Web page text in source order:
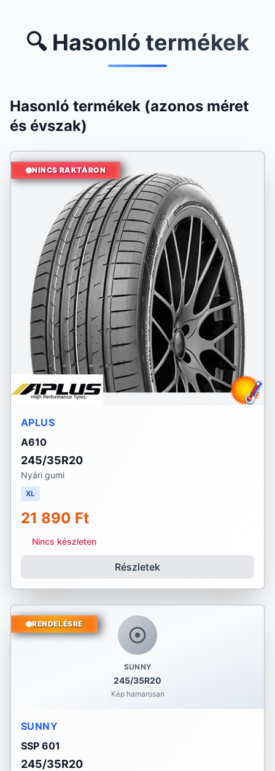
🔍 Hasonló termékek
Hasonló termékek (azonos méret
és évszak)
NINCS RAKTÁRON
APLUS
A610
245/35R20
Nyári gumi
XL
21 890 Ft
Nincs készleten
Részletek
SUNNY
245/35R20
Kép hamarosan
RENDELÉSRE
SUNNY
SSP 601
245/35R20